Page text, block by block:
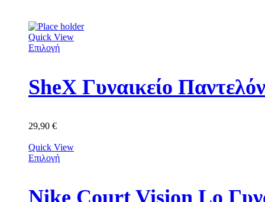
Quick View
Επιλογή
SheX Γυναικείο
29,90 €
Quick View
Επιλογή